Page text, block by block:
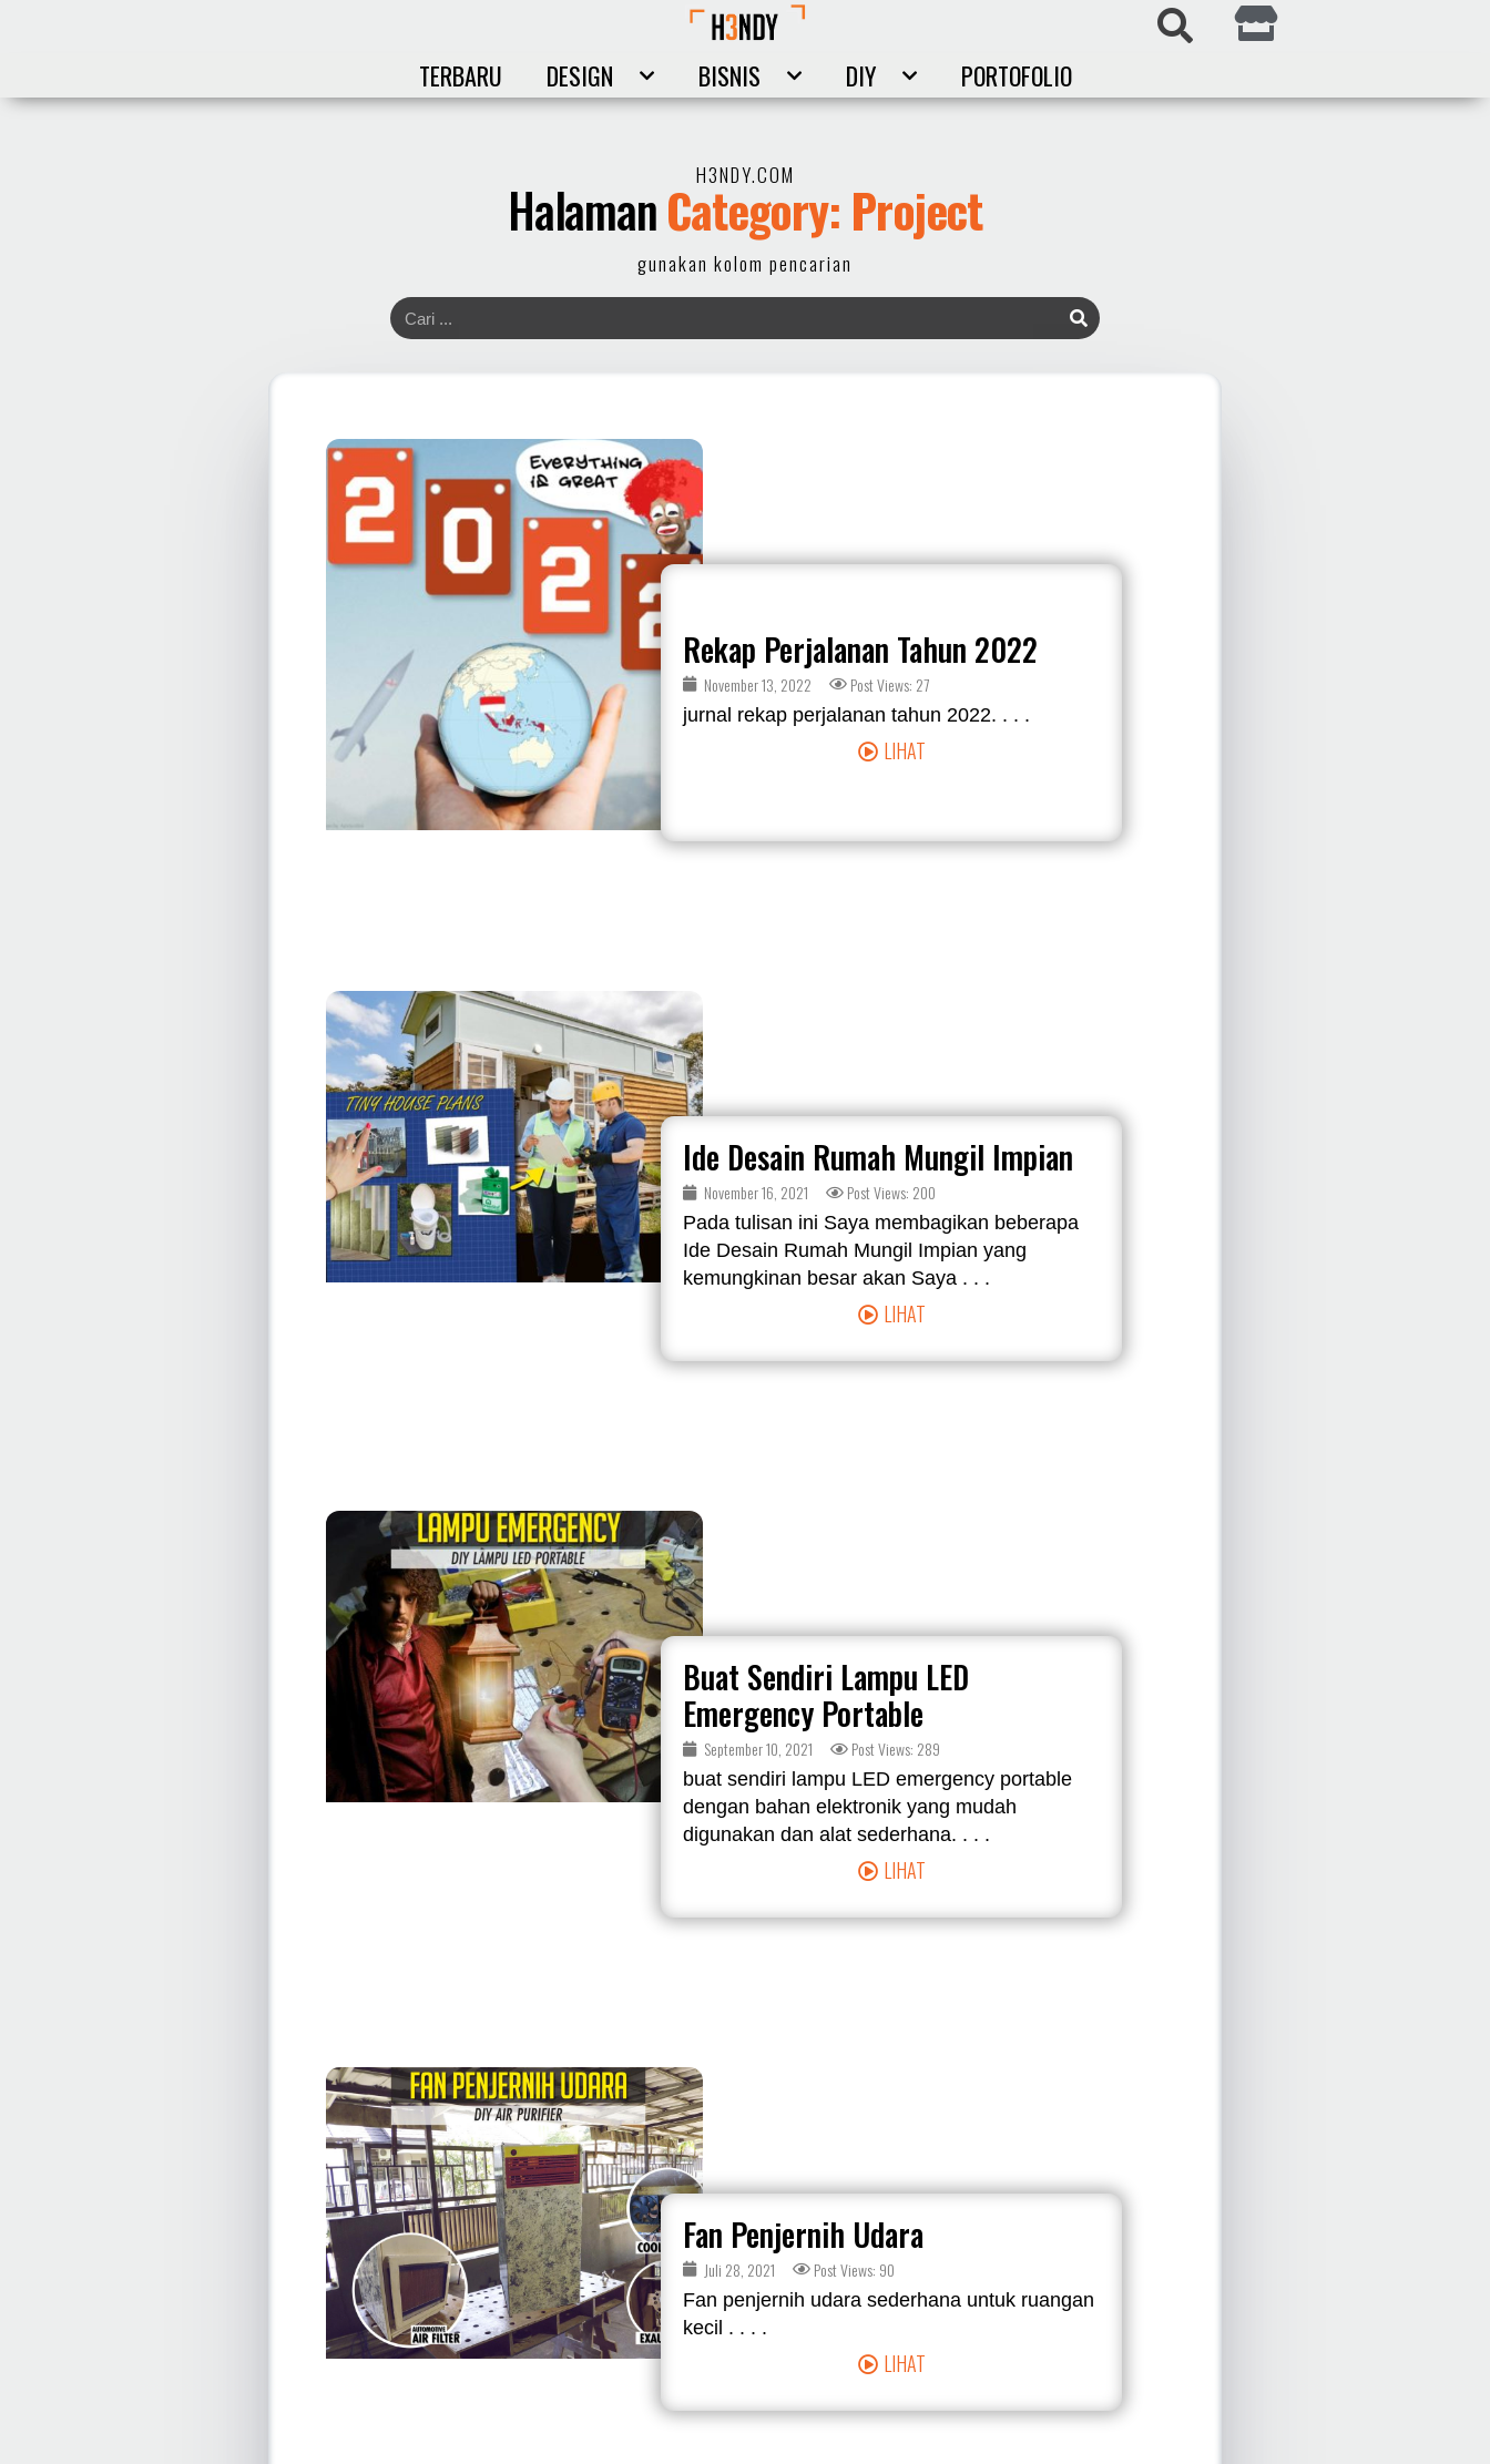
TERBARU DESIGN BISNIS DIY PORTOFOLIO
H3NDY.COM
HalamanCategory: Project
gunakan kolom pencarian
Rekap Perjalanan Tahun 2022
November 13, 2022 Post Views: 27
jurnal rekap perjalanan tahun 2022. . . .
LIHAT
Ide Desain Rumah Mungil Impian
November 16, 2021 Post Views: 200
Pada tulisan ini Saya membagikan beberapa
Ide Desain Rumah Mungil Impian yang
kemungkinan besar akan Saya . . .
LIHAT
Buat Sendiri Lampu LED
Emergency Portable
September 10, 2021 Post Views: 289
buat sendiri lampu LED emergency portable
dengan bahan elektronik yang mudah
digunakan dan alat sederhana. . . .
LIHAT
Fan Penjernih Udara
Juli 28, 2021 Post Views: 90
Fan penjernih udara sederhana untuk ruangan
kecil . . . .
LIHAT